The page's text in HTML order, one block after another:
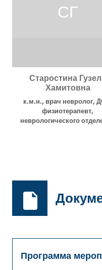
СГ
Старостина
Хамитовна
к.м.н., врач невролог,
физиотерапевт,
неврологического
Программа